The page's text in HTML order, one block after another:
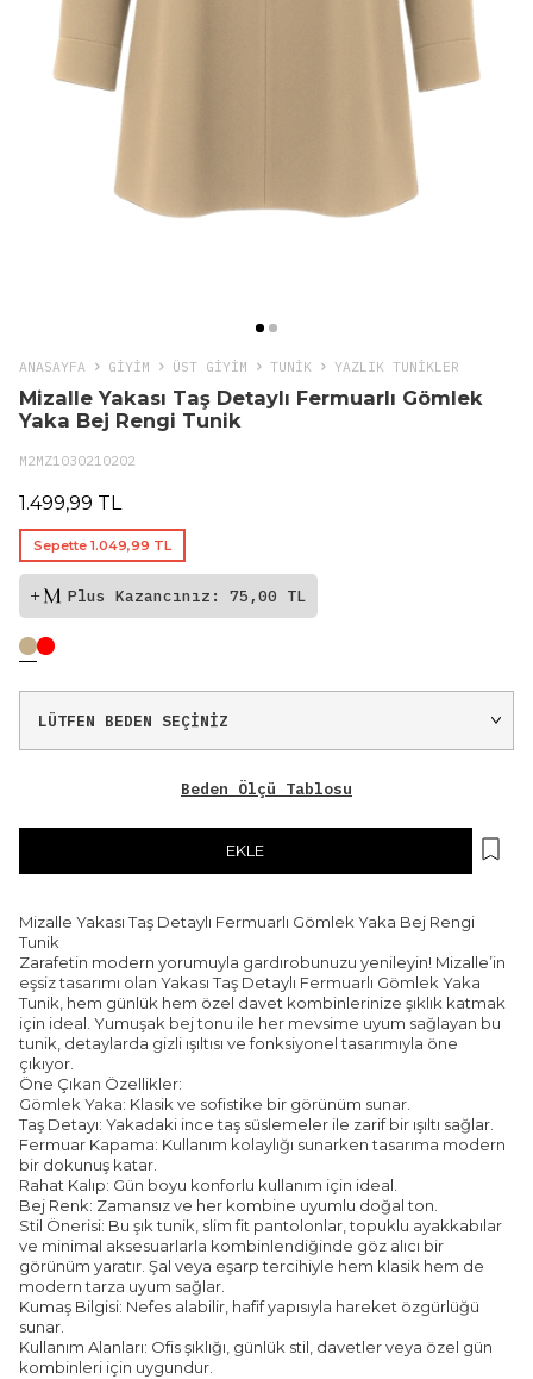
ANASAYFA GIYIM ÜST GİYİM TUNIK YAZLIK TUNIKLER
Mizalle Yakası Taş Detaylı Fermuarlı Gömlek
Yaka Bej Rengi Tunik
M2MZ1030210202
1.499,99 TL
Sepette 1.049,99 TL
Plus Kazancınız: 75,00 TL
Beden Ölçü Tablosu
EKLE
Mizalle Yakası Taş Detaylı Fermuarlı Gömlek Yaka Bej Rengi
Tunik
Zarafetin modern yorumuyla gardırobunuzu yenileyin! Mizalle’in
eşsiz tasarımı olan Yakası Taş Detaylı Fermuarlı Gömlek Yaka
Tunik, hem günlük hem özel davet kombinlerinize şıklık katmak
için ideal. Yumuşak bej tonu ile her mevsime uyum sağlayan bu
tunik, detaylarda gizli ışıltısı ve fonksiyonel tasarımıyla öne
çıkıyor.
Öne Çıkan Özellikler:
Gömlek Yaka: Klasik ve sofistike bir görünüm sunar.
Taş Detayı: Yakadaki ince taş süslemeler ile zarif bir ışıltı sağlar.
Fermuar Kapama: Kullanım kolaylığı sunarken tasarıma modern
bir dokunuş katar.
Rahat Kalıp: Gün boyu konforlu kullanım için ideal.
Bej Renk: Zamansız ve her kombine uyumlu doğal ton.
Stil Önerisi: Bu şık tunik, slim fit pantolonlar, topuklu ayakkabılar
ve minimal aksesuarlarla kombinlendiğinde göz alıcı bir
görünüm yaratır. Şal veya eşarp tercihiyle hem klasik hem de
modern tarza uyum sağlar.
Kumaş Bilgisi: Nefes alabilir, hafif yapısıyla hareket özgürlüğü
sunar.
Kullanım Alanları: Ofis şıklığı, günlük stil, davetler veya özel gün
kombinleri için uygundur.